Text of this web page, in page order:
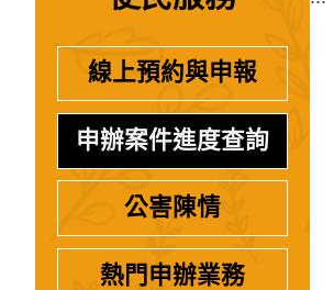
線上預約與申報
申辦案件進度查詢
公害陳情
熱門申辦業務